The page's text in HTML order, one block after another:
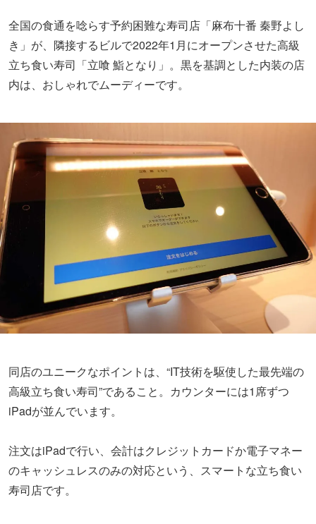
全国の食通を唸らす予約困難な寿司店「麻布十番 秦野よし
き」が、隣接するビルで2022年1月にオープンさせた高級
立ち食い寿司「立喰 鮨となり」。黒を基調とした内装の店
内は、おしゃれでムーディーです。
同店のユニークなポイントは、“IT技術を駆使した最先端の
高級立ち食い寿司”であること。カウンターには1席ずつ
iPadが並んでいます。
注文はiPadで行い、会計はクレジットカードか電子マネー
のキャッシュレスのみの対応という、スマートな立ち食い
寿司店です。